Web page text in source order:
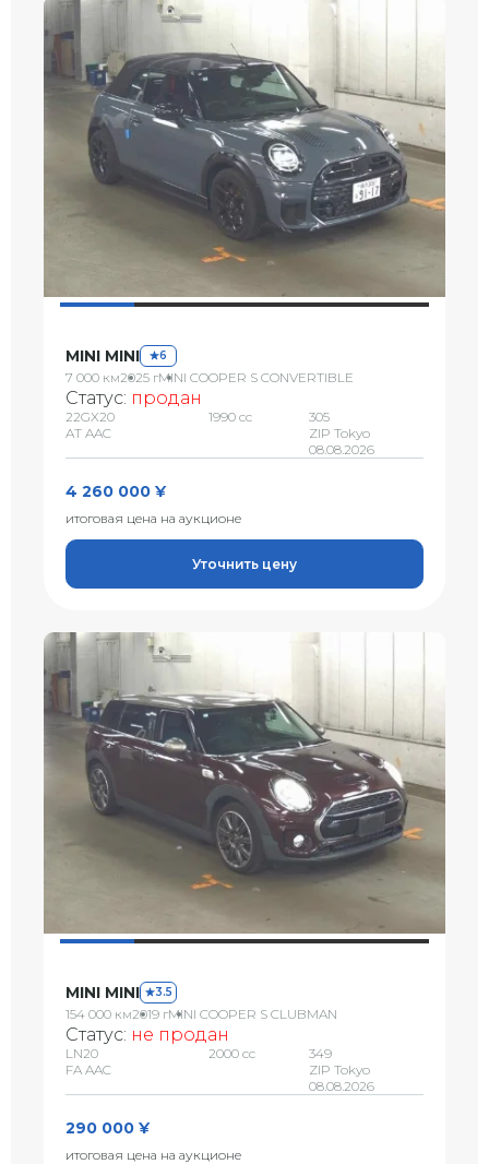
MINI MINI 6
7 000 км2025 гMINI COOPER S CONVERTIBLE
Статус: продан
22GX20
AT AAC
1990 сс
305
ZIP Tokyo
08.08.2026
4 260 000 ¥
итоговая цена на аукционе
Уточнить цену
MINI MINI 3.5
154 000 км2019 гMINI COOPER S CLUBMAN
Статус: не продан
LN20
FA AAC
2000 сс
349
ZIP Tokyo
08.08.2026
290 000 ¥
итоговая цена на аукционе